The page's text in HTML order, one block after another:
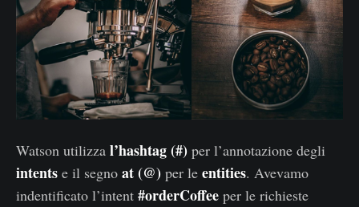
Watson utilizza l’hashtag (#) per l’annotazione degli
intents e il segno at (@) per le entities. Avevamo
indentificato l’intent #orderCoffee per le richieste